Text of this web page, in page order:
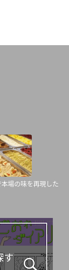
場の味を再現した